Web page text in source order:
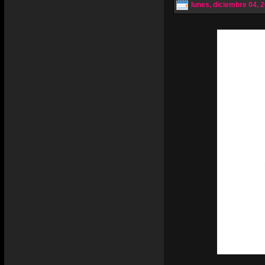
lunes, diciembre 04,